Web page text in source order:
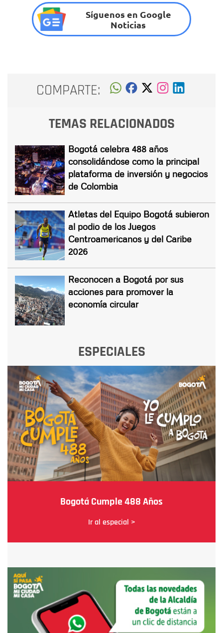
Síguenos en Google
Noticias
COMPARTE:
TEMAS RELACIONADOS
Bogotá celebra 488 años
consolidándose como la principal
plataforma de inversión y negocios
de Colombia
Atletas del Equipo Bogotá subieron
al podio de los Juegos
Centroamericanos y del Caribe
2026
Reconocen a Bogotá por sus
acciones para promover la
economía circular
ESPECIALES
Bogotá Cumple 488 Años
Ir al especial >